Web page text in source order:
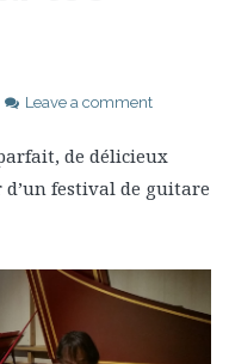
Leave a comment
de délicieux
festival de guitare